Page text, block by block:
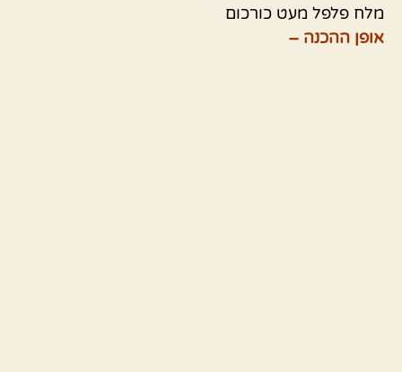
מלח פלפל מעט כורכום
אופן ההכנה –